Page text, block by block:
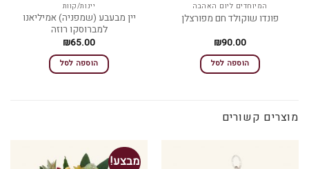
המיוחדים ליום האהבה
פונדו שוקולד חם מפורצלן
₪90.00
הוספה לסל
יינות/קוות
יין מבעבע (שמפניה) אמיליאנו
למברוסקו רוזה
₪65.00
הוספה לסל
מוצרים קשורים
מבצע!